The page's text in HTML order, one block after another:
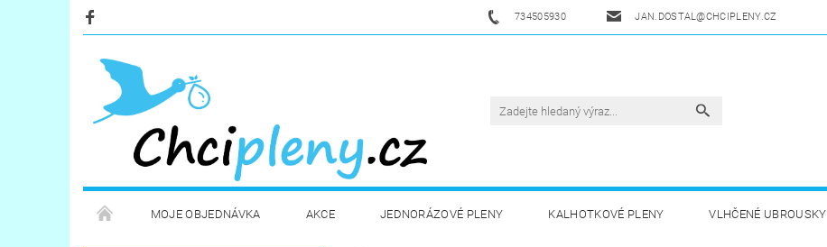
734505930 JAN.DOSTAL@CHCIPLENY.CZ
MOJE OBJEDNÁVKA AKCE JEDNORÁZOVÉ PLENY KALHOTKOVÉ PLENY VLHČENÉ UBROUSKY